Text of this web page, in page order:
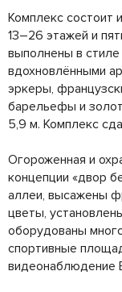
Комплекс состоит
13–26 этажей и
выполнены в
вдохновлёнными
эркеры,
барельефы и
5,9 м. Комплекс
Огороженная и
концепции «двор
аллеи, высажены
цветы,
оборудованы
спортивные
видеонаблюдение